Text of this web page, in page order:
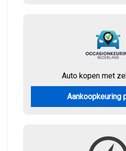
Auto kopen met
Aankoopkeuring